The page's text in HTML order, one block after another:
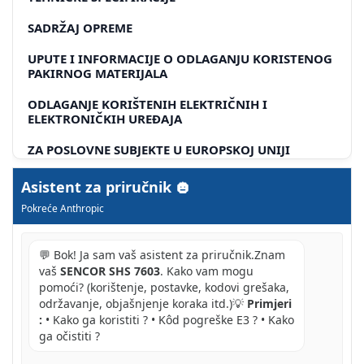
SADRŽAJ OPREME
UPUTE I INFORMACIJE O ODLAGANJU KORISTENOG
PAKIRNOG MATERIJALA
ODLAGANJE KORIŠTENIH ELEKTRIČNIH I
ELEKTRONIČKIH UREĐAJA
ZA POSLOVNE SUBJEKTE U EUROPSKOJ UNIJI
ODLAGANJE U DRŽAVAMA IZVAN EUROPSKE UNIJE
Asistent za priručnik
Pokreće Anthropic
💬 Bok! Ja sam vaš asistent za priručnik.Znam
vaš SENCOR SHS 7603. Kako vam mogu
pomoći? (korištenje, postavke, kodovi grešaka,
održavanje, objašnjenje koraka itd.)💡 Primjeri
: • Kako ga koristiti ? • Kôd pogreške E3 ? • Kako
ga očistiti ?